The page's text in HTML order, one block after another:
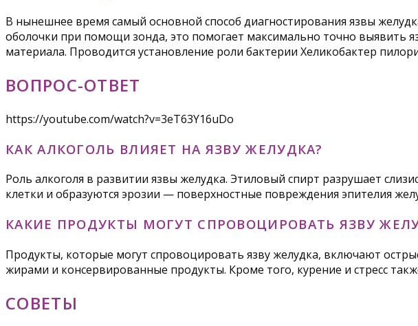
В нынешнее время самый основной способ диагностирования язвы
оболочки при помощи зонда, это помогает максимально точно выявить
материала. Проводится установление роли бактерии Хеликобактер
ВОПРОС-ОТВЕТ
https://youtube.com/watch?v=3eT63Y16uDo
КАК АЛКОГОЛЬ ВЛИЯЕТ НА ЯЗВУ ЖЕЛУДКА?
Роль алкоголя в развитии язвы желудка. Этиловый спирт разрушает
клетки и образуются эрозии — поверхностные повреждения эпителия
КАКИЕ ПРОДУКТЫ МОГУТ СПРОВОЦИРОВАТЬ ЯЗВУ
Продукты, которые могут спровоцировать язву желудка, включают
жирами и консервированные продукты. Кроме того, курение и стресс
СОВЕТЫ